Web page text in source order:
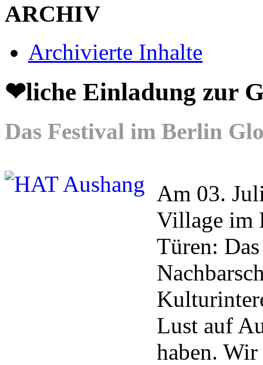
ARCHIV
Archivierte Inhalte
❤liche Einladung zur
Das Festival im Berlin
Am 03.
Village im
Türen:
Lust auf
haben. Wir